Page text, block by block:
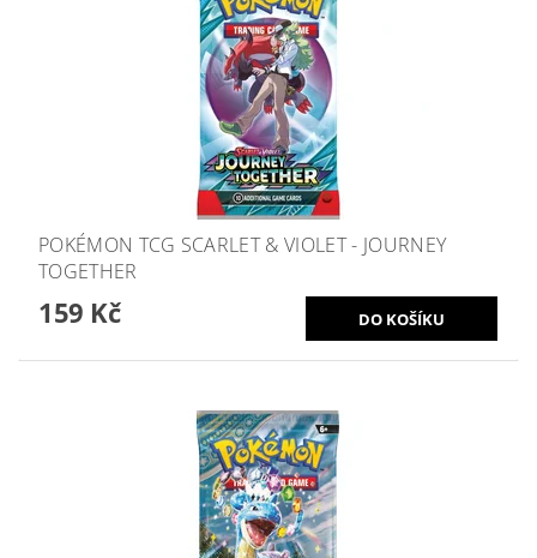
POKÉMON TCG SCARLET & VIOLET - JOURNEY
TOGETHER
159 Kč